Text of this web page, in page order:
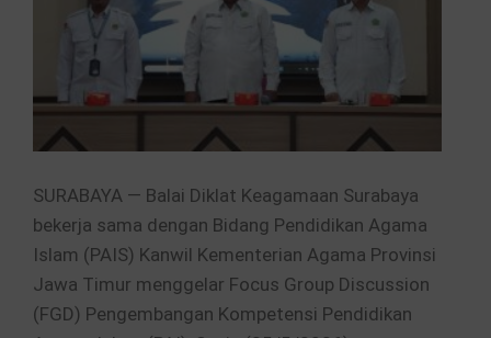
SURABAYA — Balai Diklat Keagamaan Surabaya
bekerja sama dengan Bidang Pendidikan Agama
Islam (PAIS) Kanwil Kementerian Agama Provinsi
Jawa Timur menggelar Focus Group Discussion
(FGD) Pengembangan Kompetensi Pendidikan